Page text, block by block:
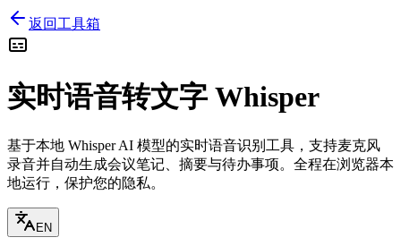
返回工具箱
实时语音转文字 Whisper
基于本地 Whisper AI 模型的实时语音识别工具，支持麦克风
录音并自动生成会议笔记、摘要与待办事项。全程在浏览器本
地运行，保护您的隐私。
EN